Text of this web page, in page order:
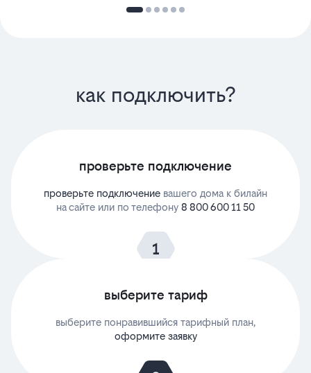
как подключить?
проверьте подключение
проверьте подключение вашего дома к билайн
на сайте или по телефону 8 800 600 11 50
выберите тариф
выберите понравившийся тарифный план,
оформите заявку